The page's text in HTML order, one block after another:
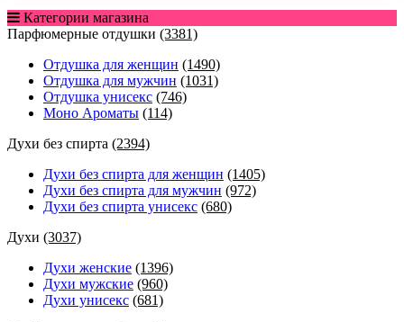
Категории магазина
Парфюмерные отдушки (3381)
Отдушка для женщин (1490)
Отдушка для мужчин (1031)
Отдушка унисекс (746)
Моно Ароматы (114)
Духи без спирта (2394)
Духи без спирта для женщин (1405)
Духи без спирта для мужчин (972)
Духи без спирта унисекс (680)
Духи (3037)
Духи женские (1396)
Духи мужские (960)
Духи унисекс (681)